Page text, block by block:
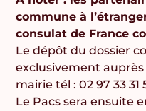
commune à
consulat de France
Le dépôt du dossier
exclusivement
mairie tél : 02 97 33 31
Le Pacs sera ensuite